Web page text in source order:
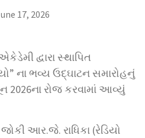
17, 2026
દ્વારા સ્થાપિત
ના ભવ્ય ઉદ્ઘાટન સમારોહનું
રોજ કરવામાં આવ્યું
આર.જે. રાધિકા (રેડિયો